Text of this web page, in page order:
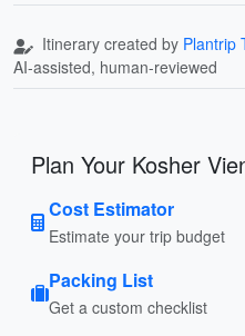
Itinerary created by Plantrip
AI-assisted, human-reviewed
Plan Your Kosher
Cost Estimator
Estimate your trip budget
Packing List
Get a custom checklist